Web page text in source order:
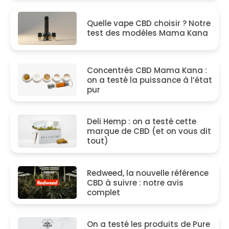
Quelle vape CBD choisir ? Notre
test des modèles Mama Kana
Concentrés CBD Mama Kana :
on a testé la puissance à l’état
pur
Deli Hemp : on a testé cette
marque de CBD (et on vous dit
tout)
Redweed, la nouvelle référence
CBD à suivre : notre avis
complet
On a testé les produits de Pure